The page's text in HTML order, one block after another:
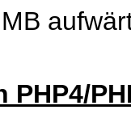
PHP4/